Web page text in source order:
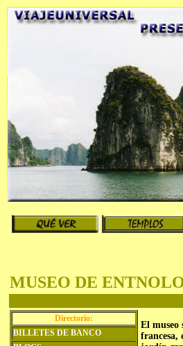
MUSEO DE
Directorio:
BILLETES DE BANCO
El museo
francesa,